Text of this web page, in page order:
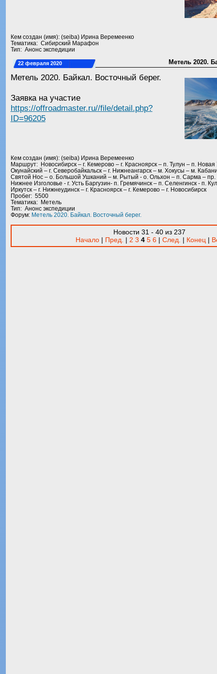
Кем создан (имя): (seiba) Ирина Веремеенко
Тематика: Сибирский Марафон
Тип: Анонс экспедиции
22 февраля 2020 Метель 2020.
Метель 2020. Байкал. Восточный берег.
Заявка на участие
https://offroadmaster.ru//file/detail.php?
ID=96205
Кем создан (имя): (seiba) Ирина Веремеенко
Маршрут: Новосибирск – г. Кемерово – г. Красноярск – п. Тулун – п.
Окунайский – г. Северобайкальск – г. Нижнеангарск – м. Хокусы – м.
Святой Нос – о. Большой Ушканий – м. Рытый - о. Ольхон – п. Сарма – пр.
Нижнее Изголовье - г. Усть Баргузин- п. Гремячинск – п. Селенгинск - п.
Иркутск – г. Нижнеудинск – г. Красноярск – г. Кемерово – г. Новосибирск
Пробег: 5500
Тематика: Метель
Тип: Анонс экспедиции
Форум: Метель 2020. Байкал. Восточный берег.
Новости 31 - 40 из 237
Начало | Пред. | 2 3 4 5 6 |След. | Конец |